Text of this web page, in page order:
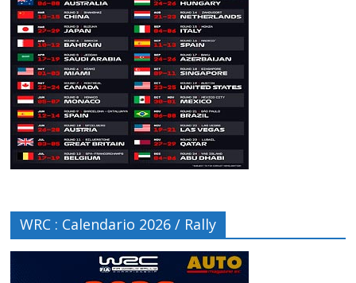
WRC : Calendario 2026 / Rally